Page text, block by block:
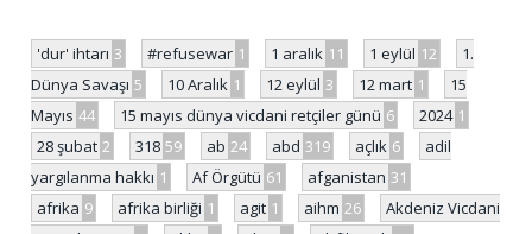
'dur' ihtarı 3 #refusewar 1 1 aralık 11 1 eylül 12
1.
Dünya Savaşı 5 10 Aralık 1 12 eylül 3 12 mart 1
15
Mayıs 44 15 mayıs dünya vicdani retçiler günü 6 2024 1
28 şubat 2 318 59 ab 24 abd 319 açlık 6
adil
yargılanma hakkı 1 Af Örgütü 61 afganistan 31
afrika 9 afrika birliği 1 agit 1 aihm 26
Akdeniz Vicdani